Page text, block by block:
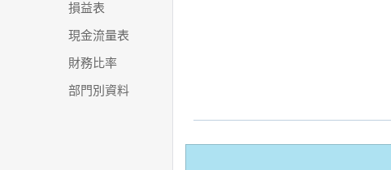
損益表
現金流量表
財務比率
部門別資料